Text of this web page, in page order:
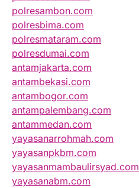
polresambon.com
polresbima.com
polresmataram.com
polresdumai.com
antamjakarta.com
antambekasi.com
antambogor.com
antampalembang.com
antammedan.com
yayasanarrohmah.com
yayasanpkbm.com
yayasanmambaulirsyad.com
yayasanabm.com